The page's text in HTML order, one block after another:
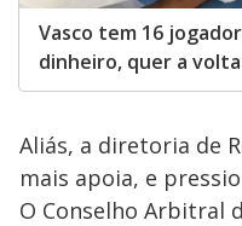
Vasco tem 16
dinheiro, quer a
Aliás, a diretoria de
mais apoia, e
O Conselho Arbitral